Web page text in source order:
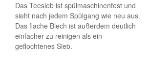
Das Teesieb ist spülmaschinenfest und
sieht nach jedem Spülgang wie neu aus.
Das flache Blech ist außerdem deutlich
einfacher zu reinigen als ein
geflochtenes Sieb.